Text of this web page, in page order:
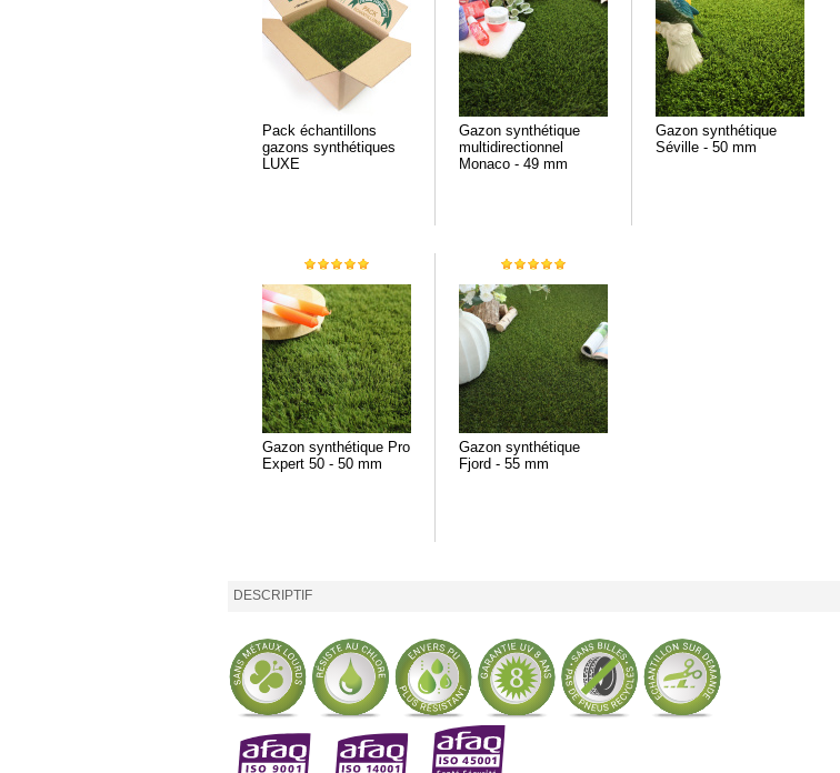
Pack échantillons
gazons synthétiques
LUXE
Gazon synthétique
multidirectionnel
Monaco - 49 mm
Gazon synthétique
Séville - 50 mm
Gazon synthétique Pro
Expert 50 - 50 mm
Gazon synthétique
Fjord - 55 mm
DESCRIPTIF